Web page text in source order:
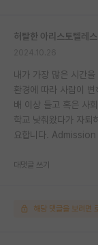
허탈한 아리스토텔레스
내가 가장 많은 시간을
환경에 따라 사람이
배 이상 들고 혹은 사
학교 낮춰왔다가 자퇴
요합니다. Admission
대댓글 쓰기
해당 댓글을 보려면